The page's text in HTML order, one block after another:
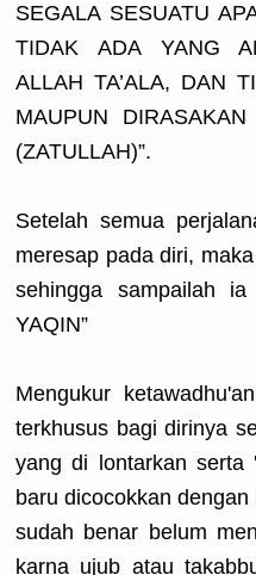
SEGALA SESUATU
TIDAK ADA YANG
ALLAH TA’ALA, DAN
MAUPUN
(ZATULLAH)”.
Setelah semua
meresap pada diri,
sehingga sampailah
YAQIN”
Mengukur ketawadhu'
terkhusus bagi dirinya
yang di lontarkan serta
baru dicocokkan dengan
sudah benar belum
karna ujub atau